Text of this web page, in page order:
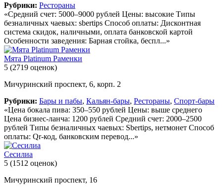
Рубрики: Рестораны
«Средний счет: 5000–9000 рублей Цены: высокие Типы
безналичных чаевых: sbertips Способ оплаты: Дисконтная
система скидок, наличными, оплата банковской картой
Особенности заведения: Барная стойка, беспл...»
Мята Platinum Раменки
5 (2719 оценок)
Мичуринский проспект, 6, корп. 2
Рубрики: Бары и пабы, Кальян-бары, Рестораны, Спорт-бары
«Цена бокала пива: 350–550 рублей Цены: выше среднего
Цена бизнес-ланча: 1200 рублей Средний счет: 2000–2500
рублей Типы безналичных чаевых: Sbertips, нетмонет Способ
оплаты: Qr-код, банковским перевод...»
Сесилиа
5 (1512 оценок)
Мичуринский проспект, 16